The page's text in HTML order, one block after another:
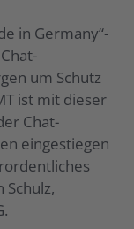
in Germany“-
um Schutz
ist mit dieser
Chat-
eingestiegen
Schulz,